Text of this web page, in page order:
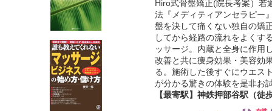
Hiro式骨盤矯正(院長考案）若
法『メディティアンセラピー
盤を決して痛くない独自の矯
してから経路の流れをよくす
ッサージ。内蔵と全身に作用
改善と共に痩身効果・美容効
る。施術した後すぐにウエス
が分かる驚きの体験を是非お
【最寄駅】神鉄押部谷駅（徒